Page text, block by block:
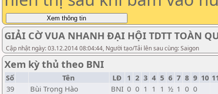
GIẢI CỜ VUA NHANH ĐẠI HỘI TDTT TOÀN
Cập nhật ngày: 03.12.2014 08:04:44, Người tạo/Tải lên sau cùng: Saigon
Xem kỳ thủ theo BNI
Số Tên LĐ 1 2 3 4 5 6 7 8 9 10
39
Bùi Trọng Hào BNI 0 0 1 1 1 ½ 1 0 0